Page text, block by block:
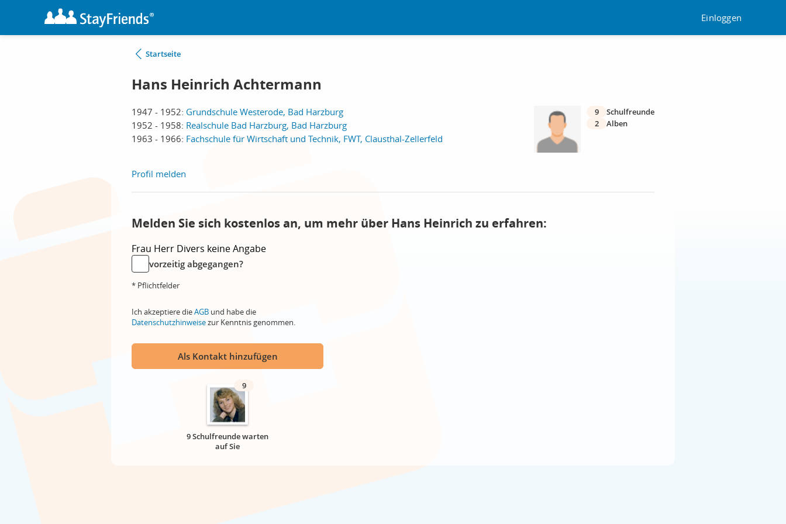
Einloggen
Startseite
Hans Heinrich Achtermann
1947 - 1952: Grundschule Westerode, Bad Harzburg
1952 - 1958: Realschule Bad Harzburg, Bad Harzburg
1963 - 1966: Fachschule für Wirtschaft und Technik, FWT, Clausthal-Zellerfeld
9
Schulfreunde
2
Alben
Profil melden
Melden Sie sich kostenlos an, um mehr über Hans Heinrich zu erfahren:
Frau Herr Divers keine Angabe
vorzeitig abgegangen?
* Pflichtfelder
Ich akzeptiere dieAGB und habe die
Datenschutzhinweisezur Kenntnis genommen.
Als Kontakt hinzufügen
9
9 Schulfreunde warten
auf Sie